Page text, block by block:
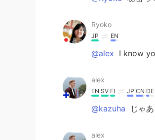
Ryoko
JP EN
@alex I know
alex
EN SV FI JP CN DE
@kazuha じゃ
alex